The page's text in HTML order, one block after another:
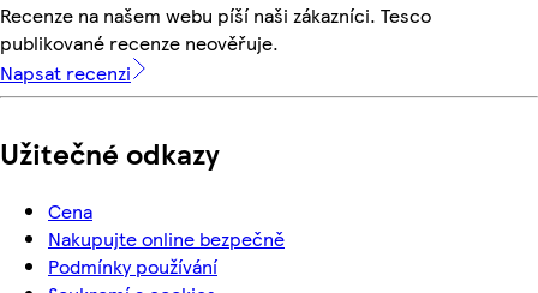
Recenze na našem webu píší naši zákazníci. Tesco
publikované recenze neověřuje.
Napsat recenzi
Užitečné odkazy
Cena
Nakupujte online bezpečně
Podmínky používání